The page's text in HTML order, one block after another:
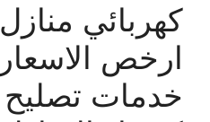
كهربائي
ارخص
خدمات تصليح